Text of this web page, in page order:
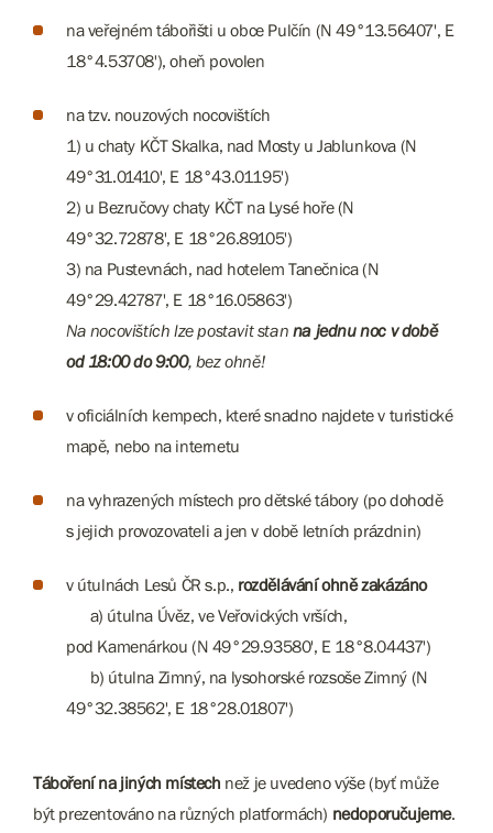
na veřejném tábořišti u obce Pulčín (N 49°13.56407', E
18°4.53708'), oheň povolen
na tzv. nouzových nocovištích
1) u chaty KČT Skalka, nad Mosty u Jablunkova (N
49°31.01410', E 18°43.01195')
2) u Bezručovy chaty KČT na Lysé hoře (N
49°32.72878', E 18°26.89105')
3) na Pustevnách, nad hotelem Tanečnica (N
49°29.42787', E 18°16.05863')​​​​​​​
Na nocovištích lze postavit stan na jednu noc v době
od 18:00 do 9:00, bez ohně!
v oficiálních kempech, které snadno najdete v turistické
mapě, nebo na internetu
na vyhrazených místech pro dětské tábory (po dohodě
s jejich provozovateli a jen v době letních prázdnin)
v útulnách Lesů ČR s.p., rozdělávání ohně zakázáno
a) útulna Úvěz, ve Veřovických vrších,
pod Kamenárkou (N 49°29.93580', E 18°8.04437')
b) útulna Zimný, na lysohorské rozsoše Zimný (N
49°32.38562', E 18°28.01807')
Táboření na jiných místech než je uvedeno výše (byť může
být prezentováno na různých platformách) nedoporučujeme.